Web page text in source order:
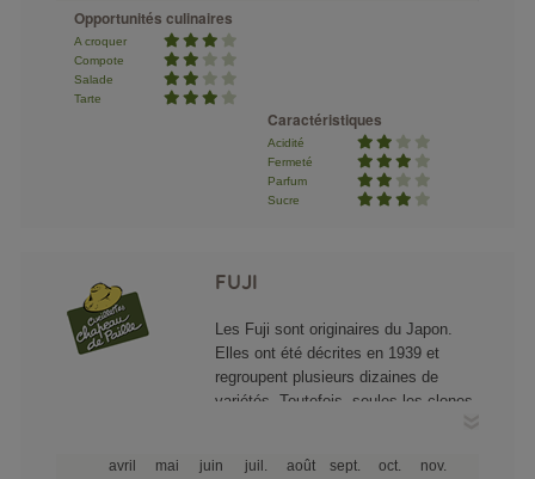
couteau. La falstaff est originaire de
Grande Bretagne.
Opportunités culinaires
A croquer
Compote
Salade
Tarte
Caractéristiques
Acidité
Fermeté
Parfum
Sucre
FUJI
Les Fuji sont originaires du Japon.
Elles ont été décrites en 1939 et
regroupent plusieurs dizaines de
variétés. Toutefois, seules les clones
Traditionnellement leur couleur
avril mai juin juil. août sept. oct. nov.